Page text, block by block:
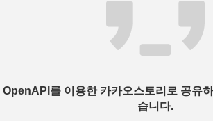
OpenAPI를 이용한 카카오스토리로 공유
습니다.